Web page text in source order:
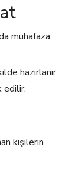
muhafaza
hazırlanır,
edilir.
kişilerin